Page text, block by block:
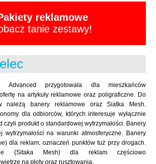
reklamowe
tanie zestawy!
Advanced przygotowała dla mieszkańców
na artykuły reklamowe oraz poligraficzne. Do
należą banery reklamowe oraz Siatka Mesh.
dla odbiorców, których interesuje wyłącznie
czyli produkt o standardowej wytrzymałości. Banery
wytrzymałości na warunki atmosferyczne. Banery
dla reklam, oznaczeń punktów tuż przy drogach.
(Sitaka Mesh) dla reklam częściowo
na płoty oraz rusztowania.